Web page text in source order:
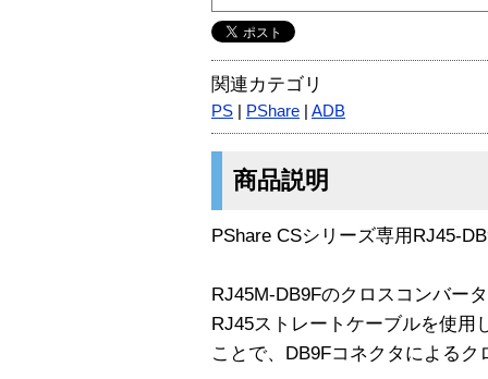
関連カテゴリ
PS PShare ADB
商品説明
PShare CSシリーズ専用RJ45-
RJ45M-DB9Fのクロスコンバー
RJ45ストレートケーブルを使用
ことで、DB9Fコネクタによる